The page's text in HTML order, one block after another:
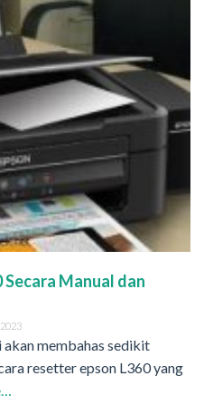
Secara Manual dan
akan membahas sedikit
resetter epson L360 yang